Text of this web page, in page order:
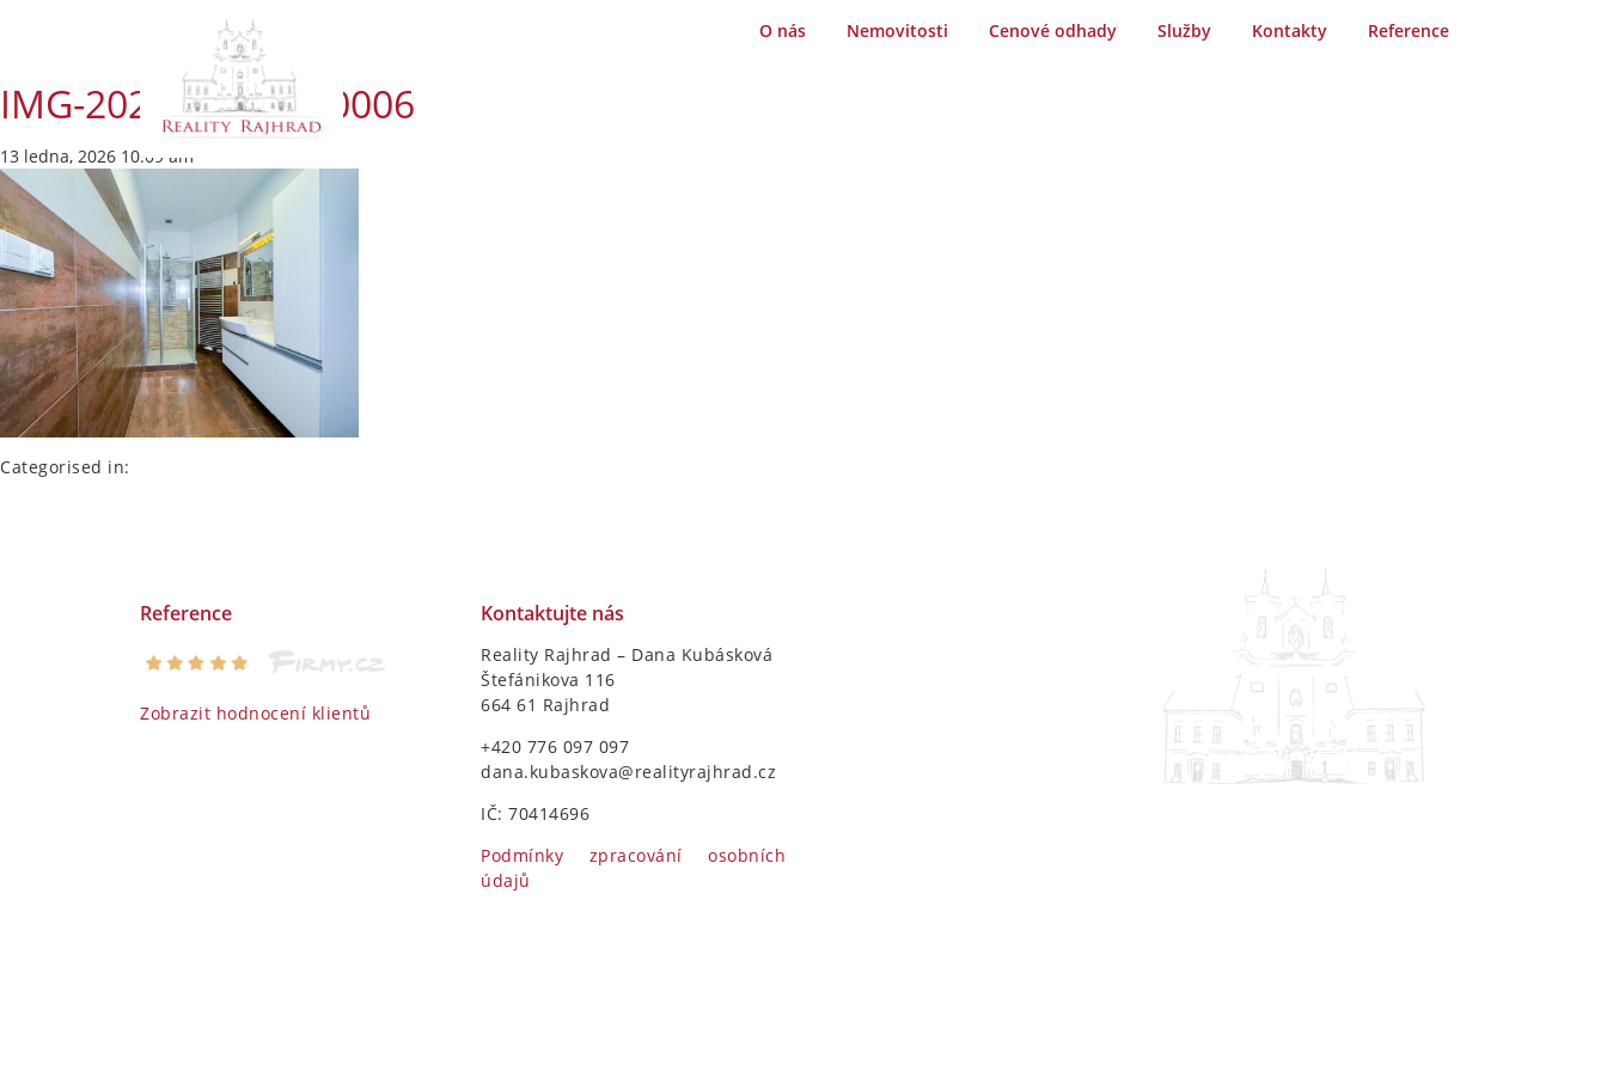
O nás Nemovitosti Cenové odhady Služby Kontakty Reference
IMG-20240522-WA0006
13 ledna, 2026 10:09 am
Categorised in:
Reference
Zobrazit hodnocení klientů
Kontaktujte nás
Reality Rajhrad – Dana Kubásková
Štefánikova 116
664 61 Rajhrad
+420 776 097 097
dana.kubaskova@realityrajhrad.cz
IČ: 70414696
Podmínky zpracování osobních
údajů